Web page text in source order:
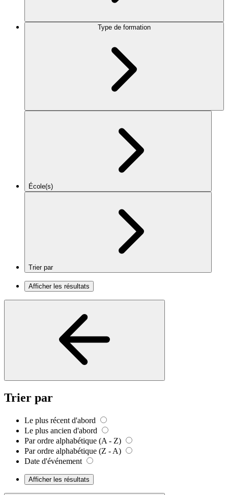
Type de formation
École(s)
Trier par
Afficher les résultats
Trier par
Le plus récent d'abord
Le plus ancien d'abord
Par ordre alphabétique (A - Z)
Par ordre alphabétique (Z - A)
Date d'événement
Afficher les résultats